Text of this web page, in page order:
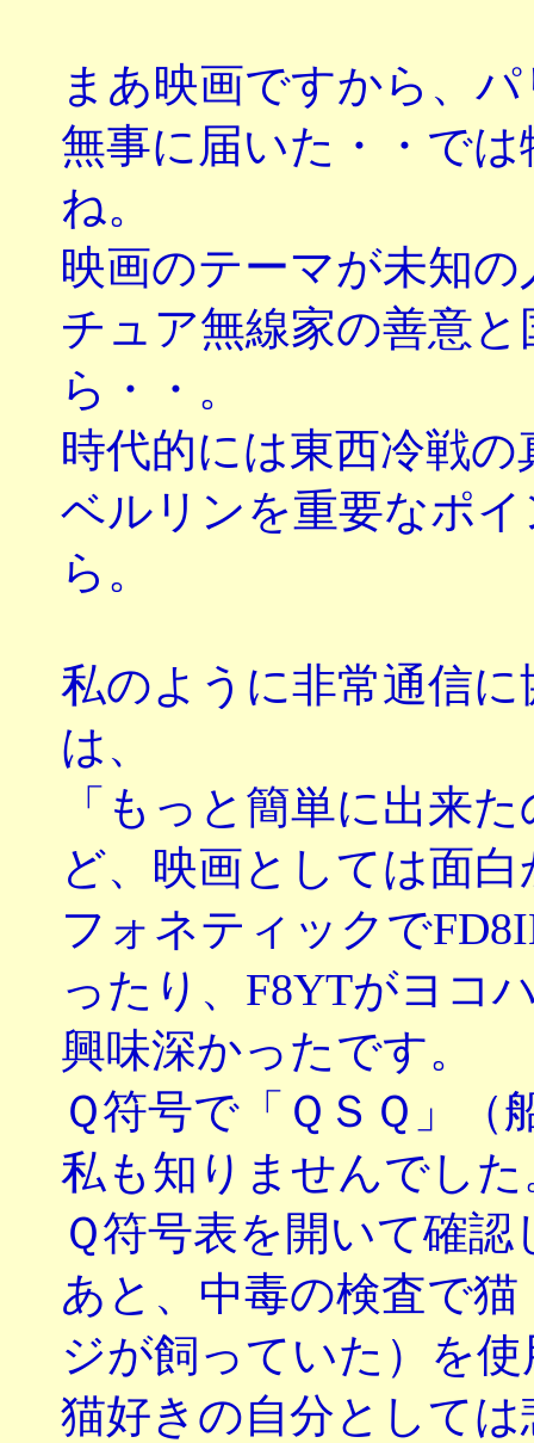
まあ映画ですから、
無事に届いた・・で
ね。
映画のテーマが未知
チュア無線家の善意
ら・・。
時代的には東西冷戦
ベルリンを重要なポ
ら。
私のように非常通信
は、
「もっと簡単に出来
ど、映画としては面
フォネティックで
ったり、F8YTがヨコ
興味深かったです。
Ｑ符号で「ＱＳＱ」
私も知りませんでし
Ｑ符号表を開いて確
あと、中毒の検査で
ジが飼っていた）を
猫好きの自分として